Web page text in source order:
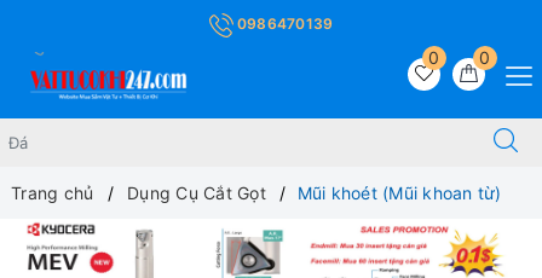
0986470139
0
0
Trang chủ Dụng Cụ Cắt Gọt Mũi khoét (Mũi khoan từ)